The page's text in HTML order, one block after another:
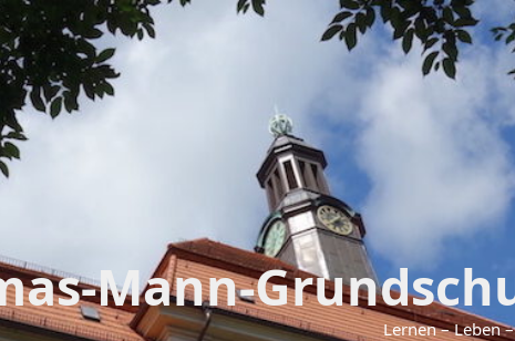
Mann-
Lernen – Leben